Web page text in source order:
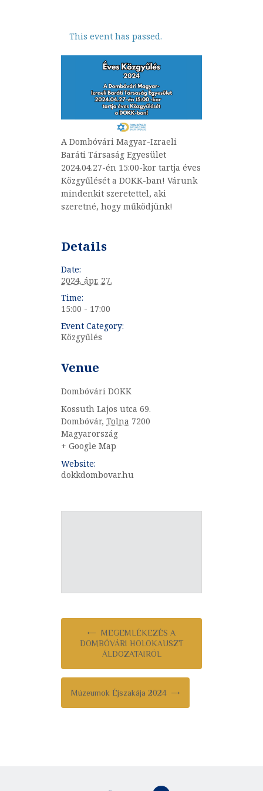
This event has passed.
A Dombóvári Magyar-Izraeli
Baráti Társaság Egyesület
2024.04.27-én 15:00-kor tartja éves
Közgyűlését a DOKK-ban! Várunk
mindenkit szeretettel, aki
szeretné, hogy működjünk!
Details
Date:
2024. ápr. 27.
Time:
15:00 - 17:00
Event Category:
Közgyűlés
Venue
Dombóvári DOKK
Kossuth Lajos utca 69.
Dombóvár, Tolna 7200
Magyarország
+ Google Map
Website:
dokkdombovar.hu
MEGEMLÉKEZÉS A
DOMBÓVÁRI HOLOKAUSZT
ÁLDOZATAIRÓL
Múzeumok Éjszakája 2024